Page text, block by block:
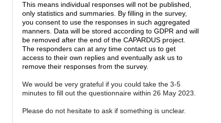
This means individual responses will not be published,
only statistics and summaries. By filling in the survey,
you consent to use the responses in such aggregated
manners. Data will be stored according to GDPR and will
be removed after the end of the CAPARDUS project.
The responders can at any time contact us to get
access to their own replies and eventually ask us to
remove their responses from the survey.
We would be very grateful if you could take the 3-5
minutes to fill out the questionnaire within 26 May 2023.
Please do not hesitate to ask if something is unclear.